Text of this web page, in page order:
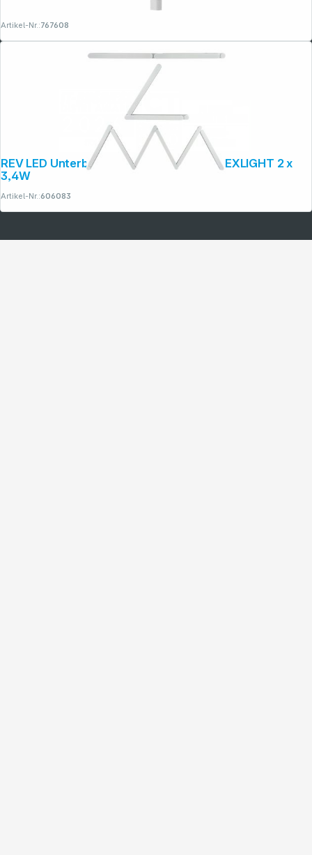
Artikel-Nr.:767608
REV LED Unterbauleuchte Starter Set FLEXLIGHT 2 x
3,4W
Artikel-Nr.:606083